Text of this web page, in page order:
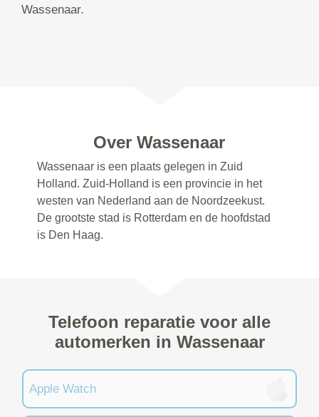
Wassenaar.
Over Wassenaar
Wassenaar is een plaats gelegen in Zuid
Holland. Zuid-Holland is een provincie in het
westen van Nederland aan de Noordzeekust.
De grootste stad is Rotterdam en de hoofdstad
is Den Haag.
Telefoon reparatie voor alle
automerken in Wassenaar
Apple Watch